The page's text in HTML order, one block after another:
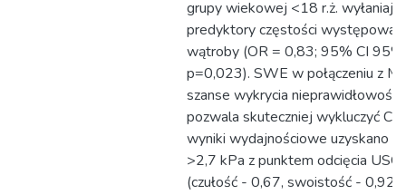
grupy wiekowej <18 r.ż. wyłaniają
predyktory częstości
wątroby (OR = 0,83; 95% CI
p=0,023). SWE w połączeniu z
szanse wykrycia
pozwala skuteczniej wykluczyć
wyniki wydajnościowe uzyskano
>2,7 kPa z punktem odcięcia
(czułość - 0,67, swoistość - 0,92,